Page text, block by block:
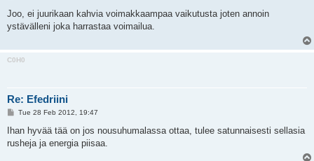
s
Joo, ei juurikaan kahvia voimakkaampaa vaikutusta joten annoin
ystävälleni joka harrastaa voimailua.
C0H0
Re: Efedriini
P
s
Tue 28 Feb 2012, 19:47
Ihan hyvää tää on jos nousuhumalassa ottaa, tulee satunnaisesti sellasia
rusheja ja energia piisaa.